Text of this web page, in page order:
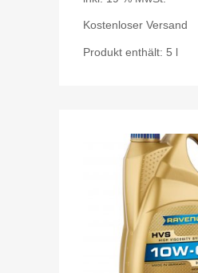
Kostenloser Versand
Produkt enthält: 5 l